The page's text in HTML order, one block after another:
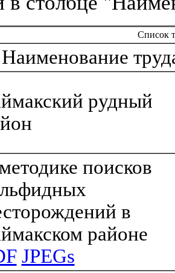
Список
Наименование
рудный
поисков
в
районе
JPEGs